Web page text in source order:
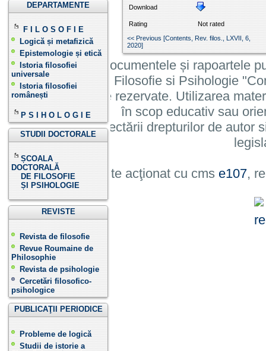
DEPARTAMENTE
F I L O S O F I E
Logică și metafizică
Epistemologie și etică
Istoria filosofiei
universale
Istoria filosofiei
românești
P S I H O L O G I E
STUDII DOCTORALE
ȘCOALA
DOCTORALĂ
DE FILOSOFIE
ȘI PSIHOLOGIE
REVISTE
Revista de filosofie
Revue Roumaine de
Philosophie
Revista de psihologie
Cercetări filosofico-
psihologice
PUBLICAŢII PERIODICE
Probleme de logică
Studii de istorie a
Download
Rating
Not rated
<< Previous [Contents, Rev. filos., LXVII, 6,
2020]
Informatiile, documentele și rapoartele
Institutului de Filosofie si Psihologie
cu toate drepturile rezervate. Utilizarea
în scop educativ sau
cu condiția respectării drepturilor de autor
Site acţionat cu cms e107,